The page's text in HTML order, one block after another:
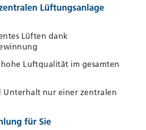
Lüftungsanlage
Lüften dank
hohe Luftqualität im gesamten
Unterhalt nur einer zentralen
für Sie